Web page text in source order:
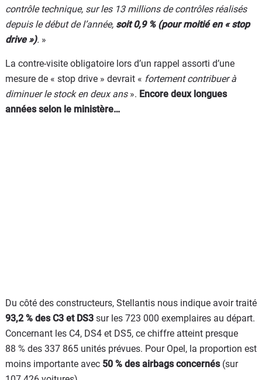
contrôle technique, sur les 13 millions de contrôles réalisés
depuis le début de l’année, soit 0,9 % (pour moitié en « stop
drive »). »
La contre-visite obligatoire lors d’un rappel assorti d’une
mesure de « stop drive » devrait « fortement contribuer à
diminuer le stock en deux ans». Encore deux longues
années selon le ministère…
Du côté des constructeurs, Stellantis nous indique avoir traité
93,2 % des C3 et DS3 sur les 723 000 exemplaires au départ.
Concernant les C4, DS4 et DS5, ce chiffre atteint presque
88 % des 337 865 unités prévues. Pour Opel, la proportion est
moins importante avec 50 % des airbags concernés(sur